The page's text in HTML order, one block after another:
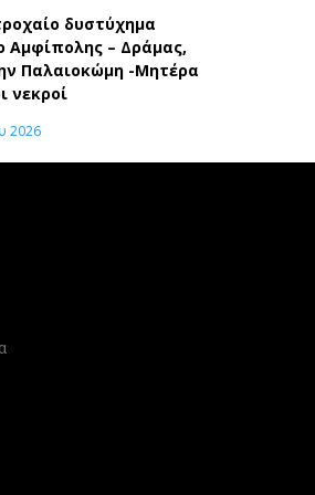
δυστύχημα
Αμφίπολης – Δράμας,
Παλαιοκώμη -Μητέρα
νεκροί
2026